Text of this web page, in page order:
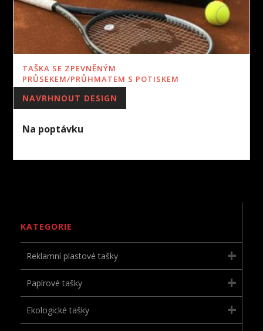
TAŠKA SE ZPEVNĚNÝM
PRŮSEKEM/PRŮHMATEM S POTISKEM
NAVRHNOUT DESIGN
Na poptávku
KATEGORIE
Reklamní plastové tašky
Papírové tašky
Ekologické tašky